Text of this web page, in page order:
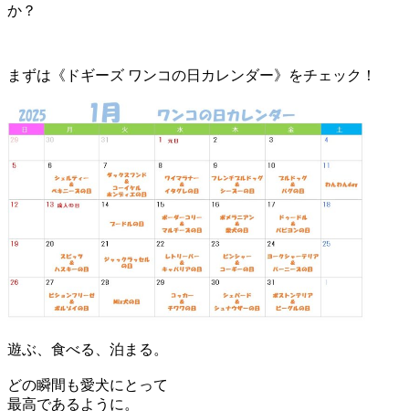
か？
まずは《ドギーズ ワンコの日カレンダー》をチェック！
遊ぶ、食べる、泊まる。
どの瞬間も愛犬にとって
最高であるように。